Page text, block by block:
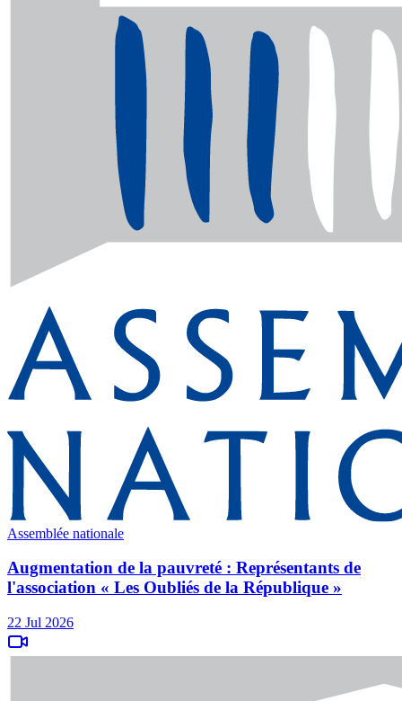
Assemblée nationale
Augmentation de la pauvreté : Représentants de
l'association « Les Oubliés de la République »
22 Jul 2026